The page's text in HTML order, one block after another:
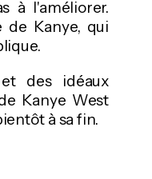
à l'améliorer.
de Kanye, qui
des idéaux
Kanye West
à sa fin.